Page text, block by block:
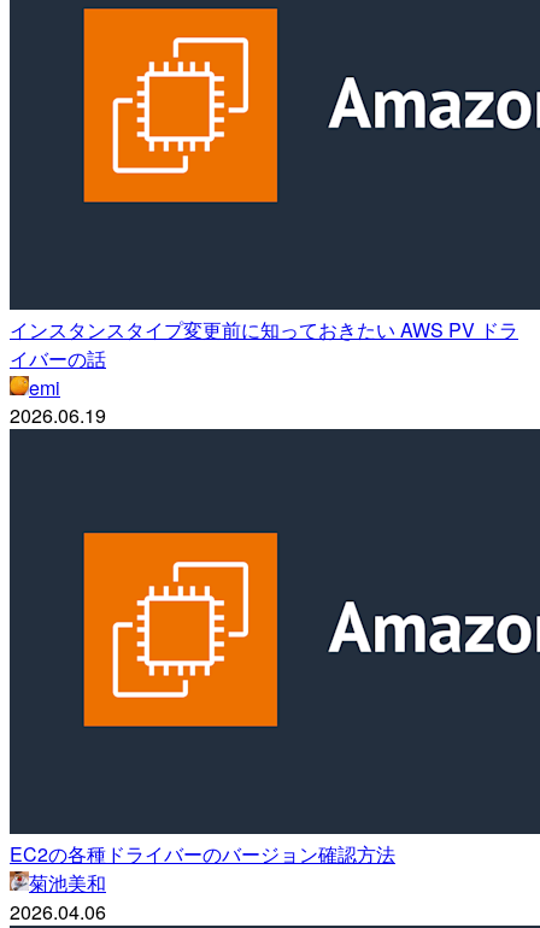
インスタンスタイプ変更前に知っておきたい AWS PV ドラ
イバーの話
emi
2026.06.19
EC2の各種ドライバーのバージョン確認方法
菊池美和
2026.04.06